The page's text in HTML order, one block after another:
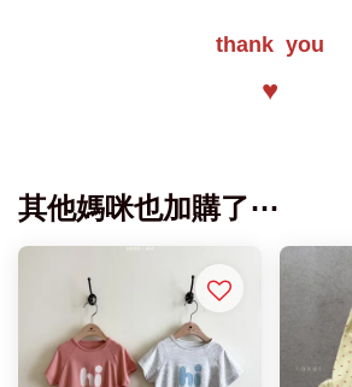
thank you
♥
其他媽咪也加購了⋯